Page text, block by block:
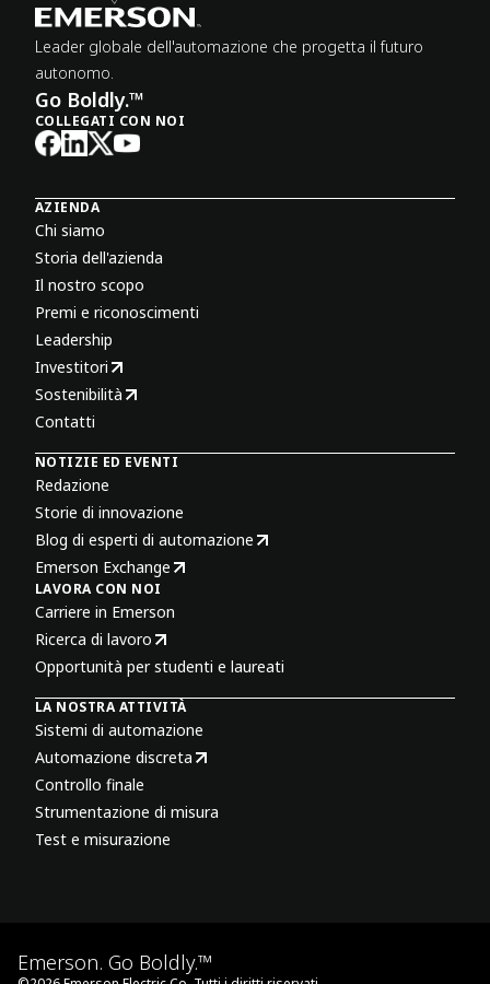
Leader globale dell'automazione che progetta il futuro
autonomo.
Go Boldly.™
COLLEGATI CON NOI
AZIENDA
Chi siamo
Storia dell'azienda
Il nostro scopo
Premi e riconoscimenti
Leadership
Investitori
Sostenibilità
Contatti
NOTIZIE ED EVENTI
Redazione
Storie di innovazione
Blog di esperti di automazione
Emerson Exchange
LAVORA CON NOI
Carriere in Emerson
Ricerca di lavoro
Opportunità per studenti e laureati
LA NOSTRA ATTIVITÀ
Sistemi di automazione
Automazione discreta
Controllo finale
Strumentazione di misura
Test e misurazione
Emerson. Go Boldly.™